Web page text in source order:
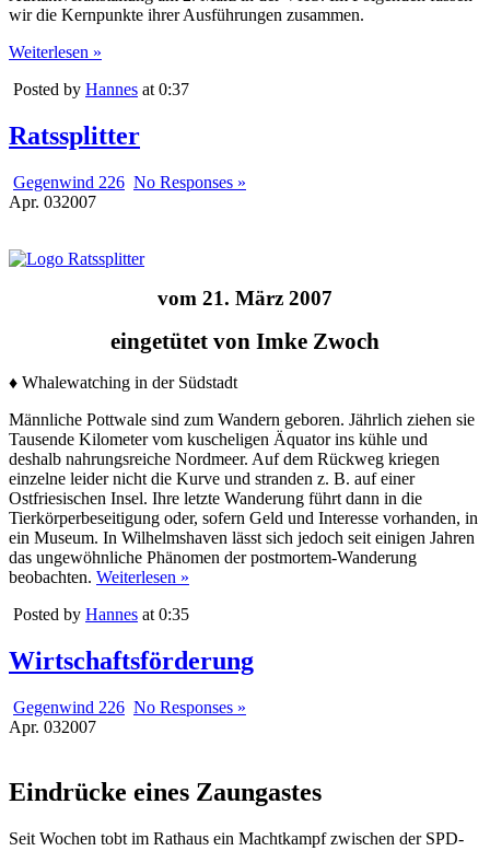
wir die Kernpunkte ihrer Ausführungen zusammen.
Weiterlesen »
Posted by Hannes at 0:37
Ratssplitter
Gegenwind 226 No Responses »
Apr. 032007
vom 21. März 2007
eingetütet von Imke Zwoch
♦ Whalewatching in der Südstadt
Männliche Pottwale sind zum Wandern geboren. Jährlich ziehen sie
Tausende Kilometer vom kuscheligen Äquator ins kühle und
deshalb nahrungsreiche Nordmeer. Auf dem Rückweg kriegen
einzelne leider nicht die Kurve und stranden z. B. auf einer
Ostfriesischen Insel. Ihre letzte Wanderung führt dann in die
Tierkörperbeseitigung oder, sofern Geld und Interesse vorhanden, in
ein Museum. In Wilhelmshaven lässt sich jedoch seit einigen Jahren
das ungewöhnliche Phänomen der postmortem-Wanderung
beobachten. Weiterlesen »
Posted by Hannes at 0:35
Wirtschaftsförderung
Gegenwind 226 No Responses »
Apr. 032007
Eindrücke eines Zaungastes
Seit Wochen tobt im Rathaus ein Machtkampf zwischen der SPD-